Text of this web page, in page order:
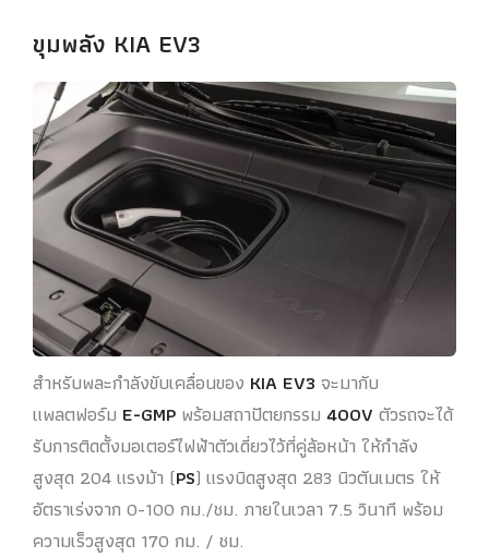
ขุมพลัง KIA EV3
สำหรับพละกำลังขับเคลื่อนของ KIA EV3 จะมากับ
แพลตฟอร์ม E-GMP พร้อมสถาปัตยกรรม 400V ตัวรถจะได้
รับการติดตั้งมอเตอร์ไฟฟ้าตัวเดี่ยวไว้ที่คู่ล้อหน้า ให้กำลัง
สูงสุด 204 แรงม้า (PS) แรงบิดสูงสุด 283 นิวตันเมตร ให้
อัตราเร่งจาก 0-100 กม./ชม. ภายในเวลา 7.5 วินาที พร้อม
ความเร็วสูงสุด 170 กม. / ชม.